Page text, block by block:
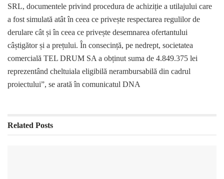
SRL, documentele privind procedura de achiziție a utilajului care
a fost simulată atât în ceea ce privește respectarea regulilor de
derulare cât și în ceea ce privește desemnarea ofertantului
câștigător și a prețului. În consecință, pe nedrept, societatea
comercială TEL DRUM SA a obținut suma de 4.849.375 lei
reprezentând cheltuiala eligibilă nerambursabilă din cadrul
proiectului”, se arată în comunicatul DNA
Related Posts